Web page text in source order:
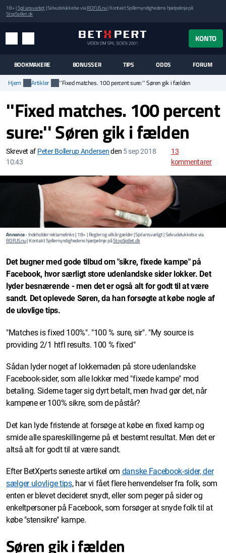
18+ |Spil ansvarligt| Selvudelukkelse viaROFUS.nu| Kontakt Spillemyndighedens hjælpelinje på
StopSpillet.dk
KONTO
MENUEN
BOOKMAKERE BONUSSER TIPS ODDS
FORUM
Hjem
Artikler ''Fixed matches. 100 percent sure:'' Søren gik i fælden
''Fixed matches. 100 percent
sure:'' Søren gik i fælden
Skrevet af Peter Bollerup Andersenden 5 sep 2018
10:43
13
kommentarer
Annonce- Indeholder reklamelinks | 18+ | Regler og vilkår gælder | Spil ansvarligt | Selvudelukkelse via
ROFUS.nu| Kontakt Spillemyndighedens hjælpelinje påStopSpillet.dk
Det bugner med gode tilbud om "sikre, fixede kampe" på
Facebook, hvor særligt store udenlandske sider lokker. Det
lyder besnærende - men det er også alt for godt til at være
sandt. Det oplevede Søren, da han forsøgte at købe nogle af
de ulovlige tips.
"Matches is fixed 100%". "100 % sure, sir". "My source is
providing 2/1 htfl results. 100 % fixed"
Sådan lyder noget af lokkemaden på store udenlandske
Facebook-sider, som alle lokker med "fixede kampe" mod
betaling. Siderne tager sig dyrt betalt, men hvad gør det, når
kampene er 100% sikre, som de påstår?
Det kan lyde fristende at forsøge at købe en fixed kamp og
smide alle spareskillingerne på et bestemt resultat. Men det er
altså alt for godt til at være sandt.
Efter BetXperts seneste artikel om danske Facebook-sider, der
sælger ulovlige tips, har vi fået flere henvendelser fra folk, som
enten er blevet decideret snydt, eller som peger på sider og
enkeltpersoner på Facebook, som forsøger at snyde folk til at
købe "stensikre" kampe.
Søren gik i fælden